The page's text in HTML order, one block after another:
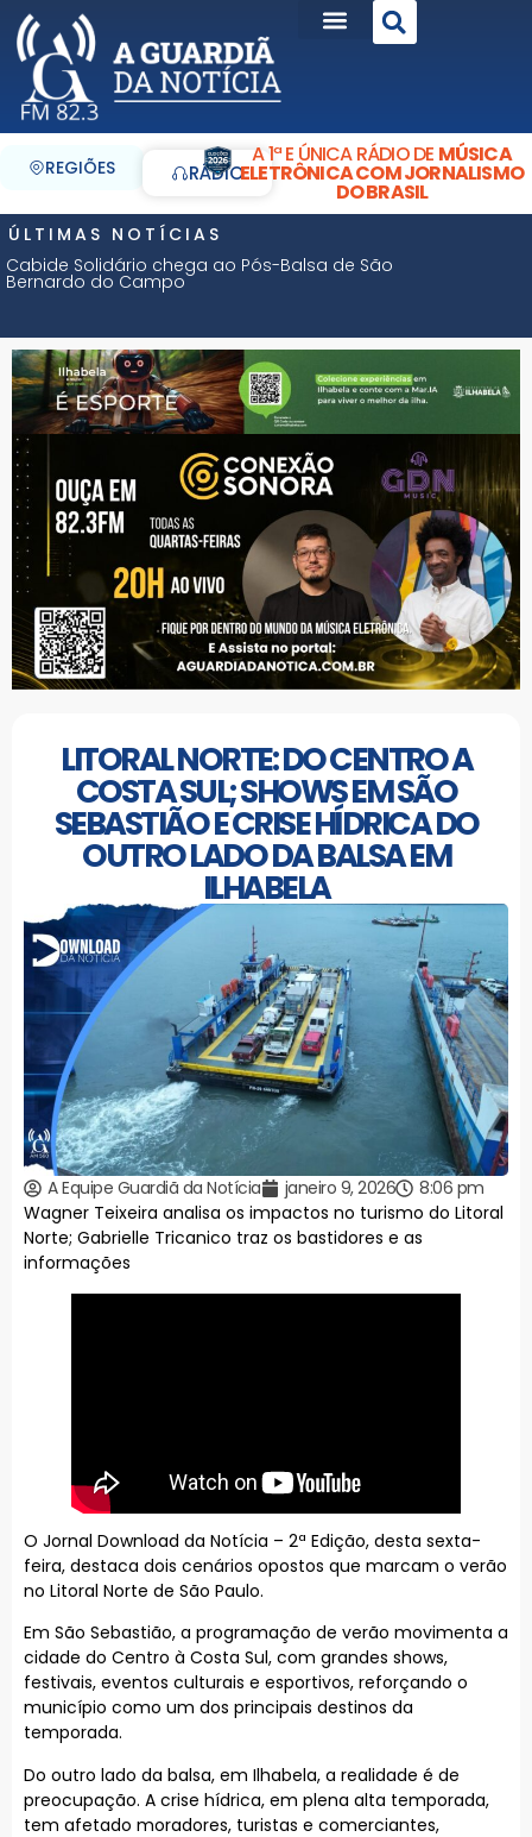
REGIÕES RÁDIO
A 1ª E ÚNICA RÁDIO DE MÚSICA
ELETRÔNICA COM JORNALISMO
DO BRASIL
ÚLTIMAS NOTÍCIAS
Cabide Solidário chega ao Pós-Balsa de São
Bernardo do Campo
LITORAL NORTE: DO CENTRO A
COSTA SUL; SHOWS EM SÃO
SEBASTIÃO E CRISE HÍDRICA DO
OUTRO LADO DA BALSA EM
ILHABELA
A Equipe Guardiã da Notícia janeiro 9, 2026
8:06 pm
Wagner Teixeira analisa os impactos no turismo do Litoral
Norte; Gabrielle Tricanico traz os bastidores e as
informações
O Jornal Download da Notícia – 2ª Edição, desta sexta-
feira, destaca dois cenários opostos que marcam o verão
no Litoral Norte de São Paulo.
Em São Sebastião, a programação de verão movimenta a
cidade do Centro à Costa Sul, com grandes shows,
festivais, eventos culturais e esportivos, reforçando o
município como um dos principais destinos da
temporada.
Do outro lado da balsa, em Ilhabela, a realidade é de
preocupação. A crise hídrica, em plena alta temporada,
tem afetado moradores, turistas e comerciantes,